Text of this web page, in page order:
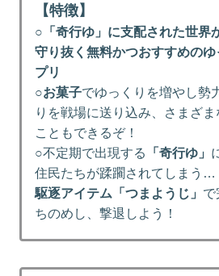
【特徴】
○ 「奇行ゆ」に支配された世界
守り抜く無料かつおすすめの
プリ
○お菓子でゆっくりを増やし勢
りを戦場に送り込み、さまざ
こともできるぞ！
○不定期で出現する
「奇行ゆ」
住民たちが蹂躙されてしまう…
駆逐アイテム「つまようじ」 で
ちのめし、撃退しよう！